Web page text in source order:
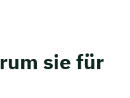
sie für